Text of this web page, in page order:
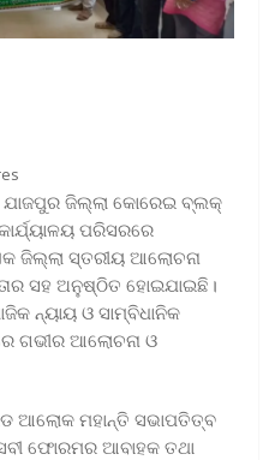
ଯାଜପୁର ଜିଲ୍ଲା କୋରେଇ ବ୍ଲକ୍
ପରିସରରେ
ଜିଲ୍ଲା ସ୍ତରୀୟ ଆଲୋଚନା
ସହ ଅନୁଷ୍ଠିତ ହୋଇଯାଇଛି।
ନ୍ୟାୟ ଓ ସାମ୍ବିଧାନିକ
ଗଭୀର ଆଲୋଚନା ଓ
ଆଲୋକ ମହାନ୍ତି ସଭାପତିତ୍ବ
ଫୋରମର ଆବାହକ ତଥା